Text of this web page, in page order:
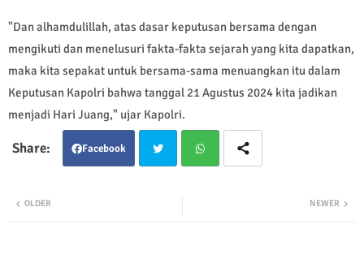
"Dan alhamdulillah, atas dasar keputusan bersama dengan
mengikuti dan menelusuri fakta-fakta sejarah yang kita dapatkan,
maka kita sepakat untuk bersama-sama menuangkan itu dalam
Keputusan Kapolri bahwa tanggal 21 Agustus 2024 kita jadikan
menjadi Hari Juang," ujar Kapolri.
Facebook
NEWER
OLDER